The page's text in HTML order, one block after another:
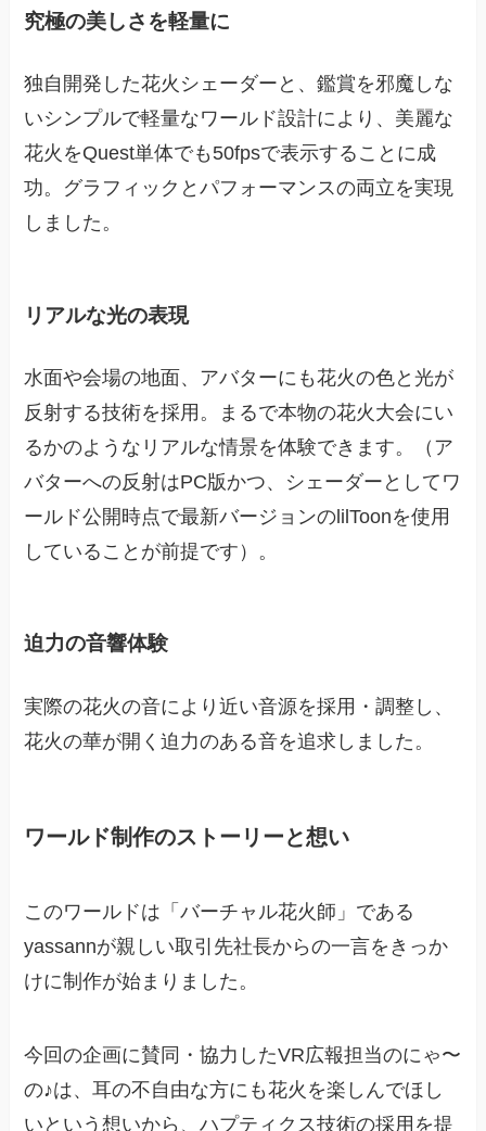
究極の美しさを軽量に
独自開発した花火シェーダーと、鑑賞を邪魔しな
いシンプルで軽量なワールド設計により、美麗な
花火をQuest単体でも50fpsで表示することに成
功。グラフィックとパフォーマンスの両立を実現
しました。
リアルな光の表現
水面や会場の地面、アバターにも花火の色と光が
反射する技術を採用。まるで本物の花火大会にい
るかのようなリアルな情景を体験できます。（ア
バターへの反射はPC版かつ、シェーダーとしてワ
ールド公開時点で最新バージョンのlilToonを使用
していることが前提です）。
迫力の音響体験
実際の花火の音により近い音源を採用・調整し、
花火の華が開く迫力のある音を追求しました。
ワールド制作のストーリーと想い
このワールドは「バーチャル花火師」である
yassannが親しい取引先社長からの一言をきっか
けに制作が始まりました。
今回の企画に賛同・協力したVR広報担当のにゃ〜
の♪は、耳の不自由な方にも花火を楽しんでほし
いという想いから、ハプティクス技術の採用を提